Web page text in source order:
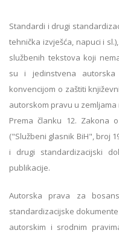
Standardi i drugi
tehnička izvješća, napuci i
službenih tekstova koji
su i jedinstvena
konvencijom o zaštiti
autorskom pravu u
Prema članku 12. Zakona
("Službeni glasnik BiH", broj
i drugi standardizacijski
publikacije.
Autorska prava za
standardizacijske
autorskim i srodnim